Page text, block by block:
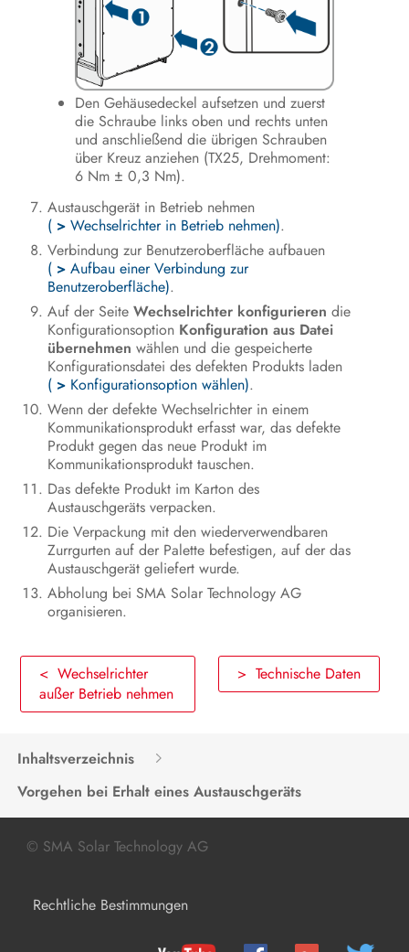
Den Gehäusedeckel aufsetzen und zuerst
die Schraube links oben und rechts unten
und anschließend die übrigen Schrauben
über Kreuz anziehen (TX25, Drehmoment:
6 Nm ± 0,3 Nm).
Austauschgerät in Betrieb nehmen
( >Wechselrichter in Betrieb nehmen).
Verbindung zur Benutzeroberfläche aufbauen
( >Aufbau einer Verbindung zur
Benutzeroberfläche).
Auf der SeiteWechselrichter konfigurieren die
Konfigurationsoption Konfiguration aus Datei
übernehmen wählen und die gespeicherte
Konfigurationsdatei des defekten Produkts laden
( > Konfigurationsoption wählen).
Wenn der defekte Wechselrichter in einem
Kommunikationsprodukt erfasst war, das defekte
Produkt gegen das neue Produkt im
Kommunikationsprodukt tauschen.
Das defekte Produkt im Karton des
Austauschgeräts verpacken.
Die Verpackung mit den wiederverwendbaren
Zurrgurten auf der Palette befestigen, auf der das
Austauschgerät geliefert wurde.
Abholung bei SMA Solar Technology AG
organisieren.
< Wechselrichter
außer Betrieb nehmen
> Technische Daten
Inhaltsverzeichnis
Vorgehen bei Erhalt eines Austauschgeräts
© SMA Solar Technology AG
Rechtliche Bestimmungen